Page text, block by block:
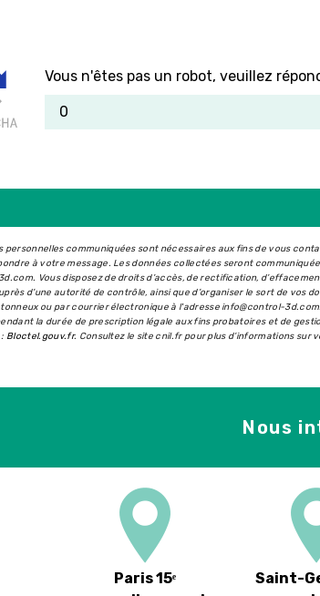
Vous n'êtes pas un robot, veuillez
personnelles communiquées sont nécessaires aux fins de vous
à votre message. Les données collectées seront
Vous disposez de droits d’accès, de rectification,
d’une autorité de contrôle, ainsi que d’organiser le sort de vos
ou par courrier électronique à l'adresse info@control-
la durée de prescription légale aux fins probatoires et de
Bloctel.gouv.fr. Consultez le site cnil.fr pour plus d’informations sur
Nous
Paris 15ᵉ
Saint-